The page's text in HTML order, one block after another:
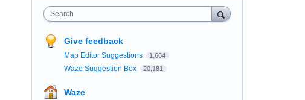
Search
Give feedback
Map Editor Suggestions 1,664
Waze Suggestion Box 20,181
Waze